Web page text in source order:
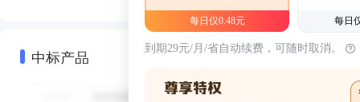
中标产品
每日仅0.48元 每日
到期29元/月/省自动续费，可随时取消。